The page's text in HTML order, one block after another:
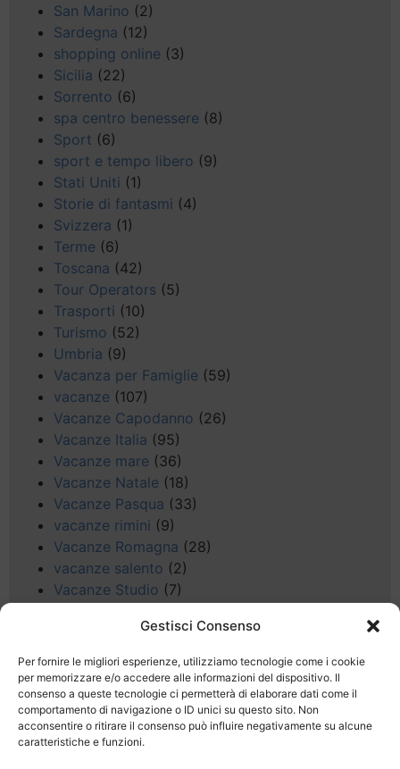
Gestisci Consenso
Per fornire le migliori esperienze, utilizziamo tecnologie come i cookie
per memorizzare e/o accedere alle informazioni del dispositivo. Il
consenso a queste tecnologie ci permetterà di elaborare dati come il
comportamento di navigazione o ID unici su questo sito. Non
acconsentire o ritirare il consenso può influire negativamente su alcune
caratteristiche e funzioni.
San Marino (2)
Sardegna (12)
shopping online (3)
Sicilia (22)
Sorrento (6)
spa centro benessere (8)
Sport (6)
sport e tempo libero (9)
Stati Uniti (1)
Storie di fantasmi (4)
Svizzera (1)
Terme (6)
Toscana (42)
Tour Operators (5)
Trasporti (10)
Turismo (52)
Umbria (9)
Vacanza per Famiglie (59)
vacanze (107)
Vacanze Capodanno (26)
Vacanze Italia (95)
Vacanze mare (36)
Vacanze Natale (18)
Vacanze Pasqua (33)
vacanze rimini (9)
Vacanze Romagna (28)
vacanze salento (2)
Vacanze Studio (7)
(5)
Veneto (25)
Voli low cost(4)
Web(9)
week end(45)
Wellness(11)